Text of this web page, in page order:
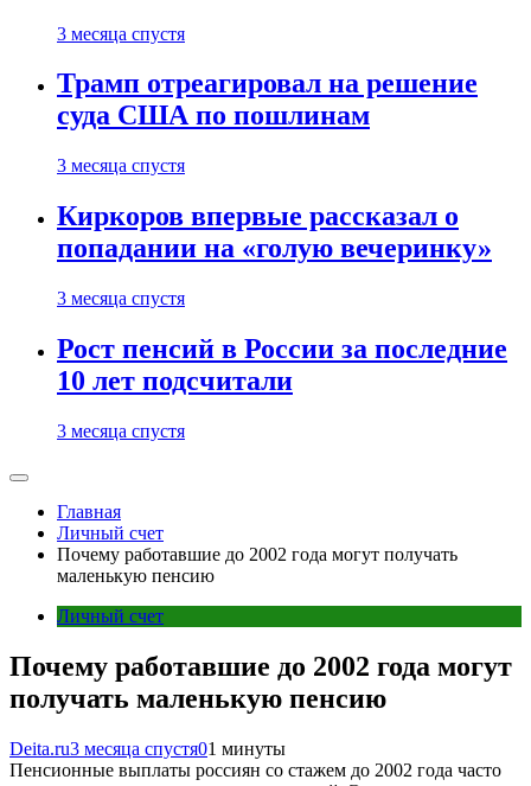
3 месяца спустя
Трамп отреагировал на решение
суда США по пошлинам
3 месяца спустя
Киркоров впервые рассказал о
попадании на «голую вечеринку»
3 месяца спустя
Рост пенсий в России за последние
10 лет подсчитали
3 месяца спустя
Главная
Личный счет
Почему работавшие до 2002 года могут получать
маленькую пенсию
Личный счет
Почему работавшие до 2002 года могут
получать маленькую пенсию
Deita.ru3 месяца спустя01 минуты
Пенсионные выплаты россиян со стажем до 2002 года часто